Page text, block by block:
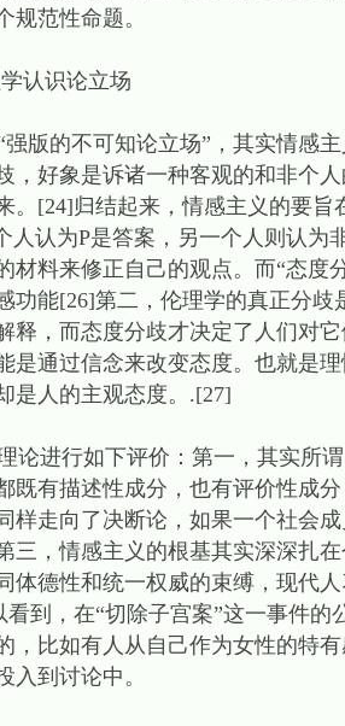
规范性命题。
认识论立场
版的不可知论立场”，其实情感
，好象是诉诸一种客观的和非个
。[24]归结起来，情感主义的要
人认为P是答案，另一个人则认
材料来修正自己的观点。而“态
功能[26]第二，伦理学的真正分
释，而态度分歧才决定了人们对
是通过信念来改变态度。也就是
是人的主观态度。.[27]
进行如下评价：第一，其实所
既有描述性成分，也有评价性成
样走向了决断论，如果一个社会
三，情感主义的根基其实深深扎
体德性和统一权威的束缚，现代
看到，在“切除子宫案”这一事件
，比如有人从自己作为女性的特
入到讨论中。